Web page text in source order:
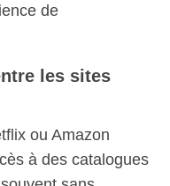
de
les sites
ou Amazon
à des catalogues